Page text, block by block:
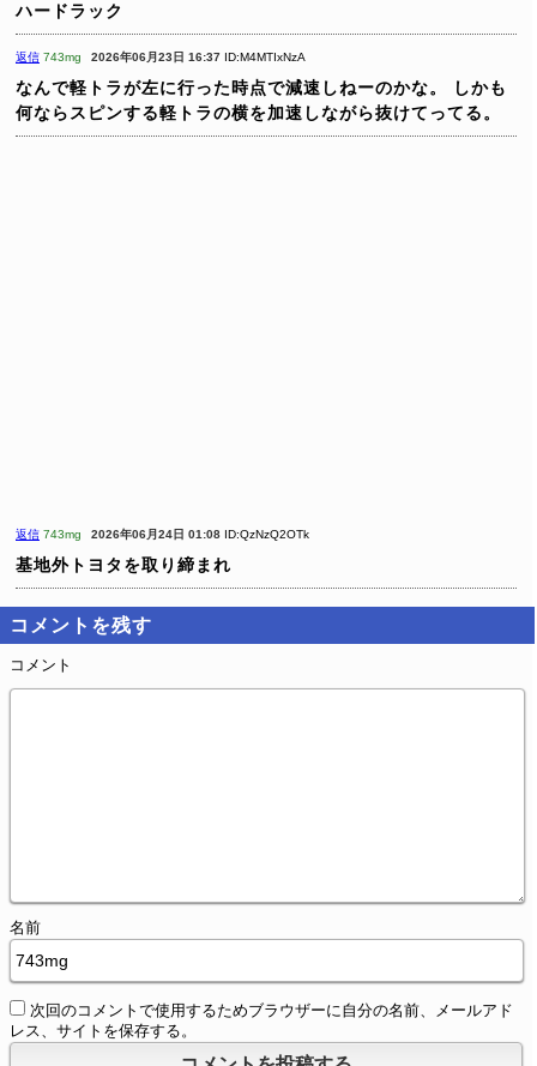
ハードラック
返信 743mg 2026年06月23日 16:37 ID:M4MTIxNzA
なんで軽トラが左に行った時点で減速しねーのかな。
しかも
何ならスピンする軽トラの横を加速しながら抜けてってる。
返信 743mg 2026年06月24日 01:08 ID:QzNzQ2OTk
基地外トヨタを取り締まれ
コメントを残す
コメント
名前
次回のコメントで使用するためブラウザーに自分の名前、メールアド
レス、サイトを保存する。